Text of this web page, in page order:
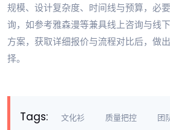
规模、设计复杂度、时间线与预算，必
询，如参考雅森漫等兼具线上咨询与线
方案，获取详细报价与流程对比后，做
择。
Tags: 文化衫 质量把控 团